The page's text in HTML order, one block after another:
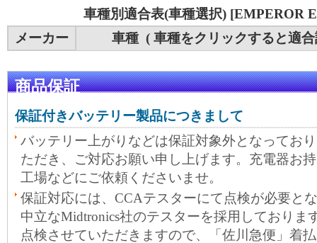
車種別適合表(車種選択) [EMPEROR
メーカー
車種 ( 車種をクリックすると適
商品保証
保証付きバッテリー製品につきまして
バッテリー上がりなどは保証対象外となってお
ただき、ご対応お願い申し上げます。充電器お
工場などにご依頼くださいませ。
保証対応には、CCAテスターにて点検が必要と
中立なMidtronics社のテスターを採用しておりま
点検させていただきますので、「佐川急便」着